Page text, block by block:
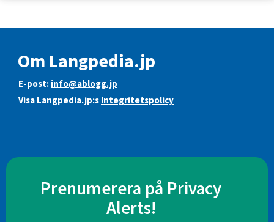
Om Langpedia.jp
E-post: info@ablogg.jp
Visa Langpedia.jp:s Integritetspolicy
Prenumerera på Privacy
Alerts!